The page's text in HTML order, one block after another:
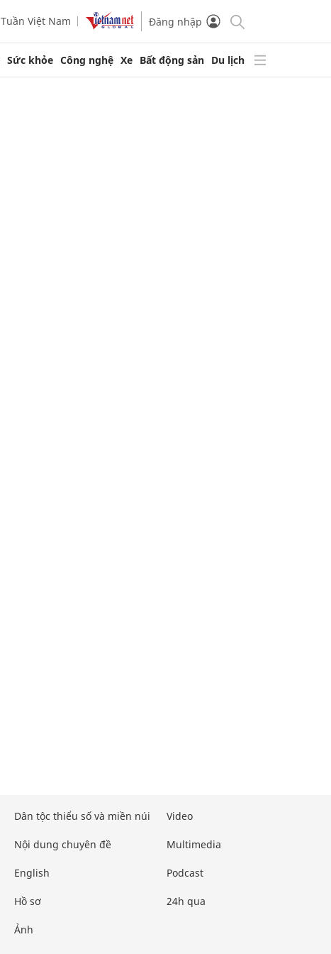
Tuần Việt Nam Đăng nhập
Sức khỏe Công nghệ Xe Bất động sản Du lịch
Dân tộc thiểu số và miền núi
Nội dung chuyên đề
English
Hồ sơ
Ảnh
Video
Multimedia
Podcast
24h qua